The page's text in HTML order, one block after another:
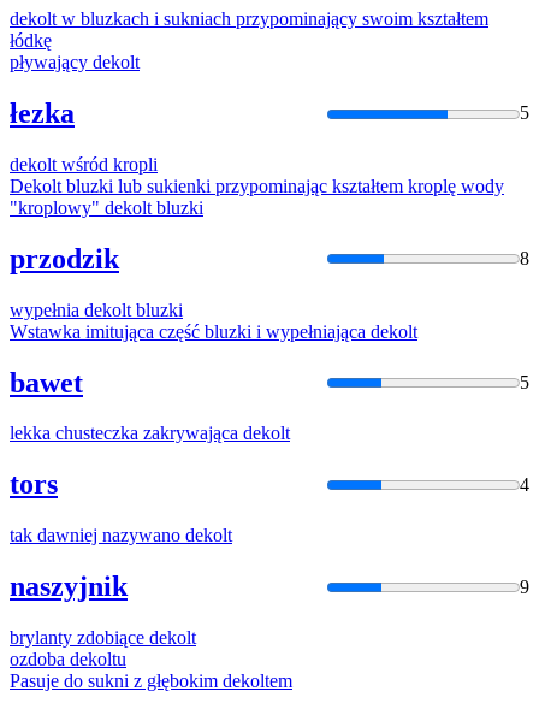
dekolt w bluzkach i sukniach przypominający swoim kształtem
łódkę
pływający dekolt
łezka 5
dekolt wśród kropli
Dekolt bluzki lub sukienki przypominając kształtem kroplę wody
"kroplowy" dekolt bluzki
przodzik 8
wypełnia dekolt bluzki
Wstawka imitująca część bluzki i wypełniająca dekolt
bawet 5
lekka chusteczka zakrywająca dekolt
tors 4
tak dawniej nazywano dekolt
naszyjnik 9
brylanty zdobiące dekolt
ozdoba dekoltu
Pasuje do sukni z głębokim dekoltem